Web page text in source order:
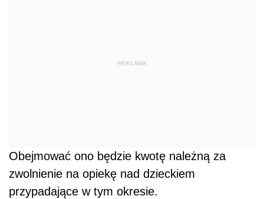
REKLAMA
Obejmować ono będzie kwotę należną za
zwolnienie na opiekę nad dzieckiem
przypadające w tym okresie.